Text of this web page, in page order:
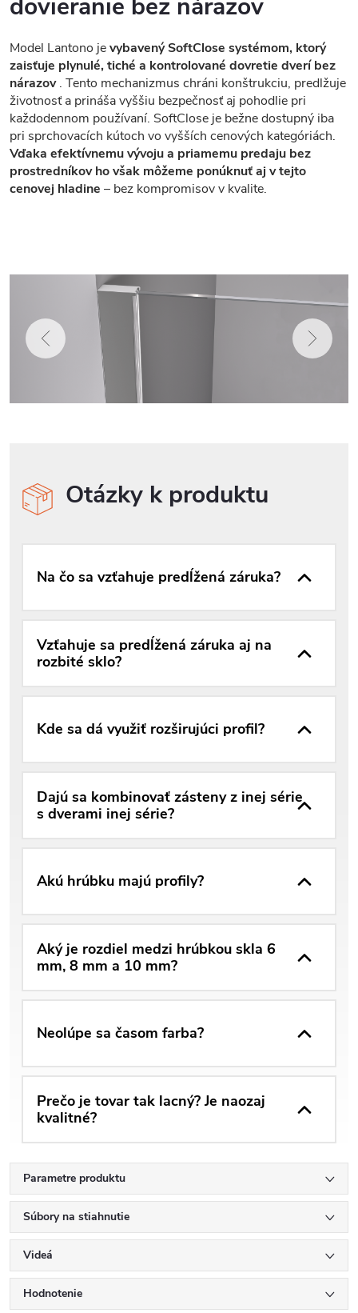
dovieranie bez nárazov
Model Lantono jevybavený SoftClose systémom, ktorý
zaisťuje plynulé, tiché a kontrolované dovretie dverí bez
nárazov. Tento mechanizmus chráni konštrukciu, predlžuje
životnosť a prináša vyššiu bezpečnosť aj pohodlie pri
každodennom používaní. SoftClose je bežne dostupný iba
pri sprchovacích kútoch vo vyšších cenových kategóriách.
Vďaka efektívnemu vývoju a priamemu predaju bez
prostredníkov ho však môžeme ponúknuť aj v tejto
cenovej hladine – bez kompromisov v kvalite.
Otázky k produktu
Na čo sa vzťahuje predĺžená záruka?
Vzťahuje sa predĺžená záruka aj na
rozbité sklo?
Kde sa dá využiť rozširujúci profil?
Dajú sa kombinovať zásteny z inej série
s dverami inej série?
Akú hrúbku majú profily?
Aký je rozdiel medzi hrúbkou skla 6
mm, 8 mm a 10 mm?
Neolúpe sa časom farba?
Prečo je tovar tak lacný? Je naozaj
kvalitné?
Parametre produktu
Súbory na stiahnutie
Videá
Hodnotenie